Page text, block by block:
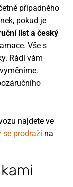
případného
pokud je
list a český
Vše s
Rádi vám
najdete ve
se prodraží na